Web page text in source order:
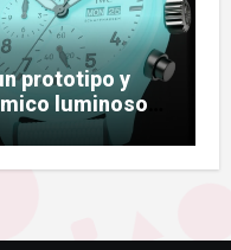
prototipo y
luminoso